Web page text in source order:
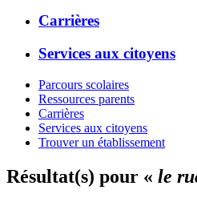
Carrières
Services aux citoyens
Parcours scolaires
Ressources parents
Carrières
Services aux citoyens
Trouver un établissement
Résultat(s) pour « le